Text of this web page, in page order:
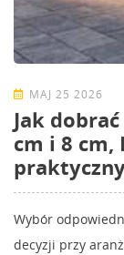
MAJ 25 2026
Jak
cm i 8 cm,
Wybór
decyzji przy